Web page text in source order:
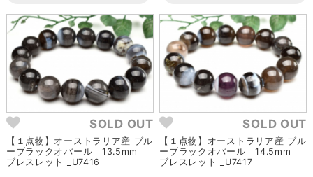
SOLD OUT
【１点物】オーストラリア産 ブル
ーブラックオパール 13.5mm
ブレスレット _U7416
SOLD OUT
【１点物】オーストラリア産 ブル
ーブラックオパール 14.5mm
ブレスレット _U7417